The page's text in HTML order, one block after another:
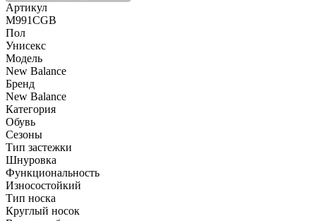
Артикул
M991CGB
Пол
Унисекс
Модель
New Balance
Бренд
New Balance
Категория
Обувь
Сезоны
Тип застежки
Шнуровка
Функциональность
Износостойкий
Тип носка
Круглый носок